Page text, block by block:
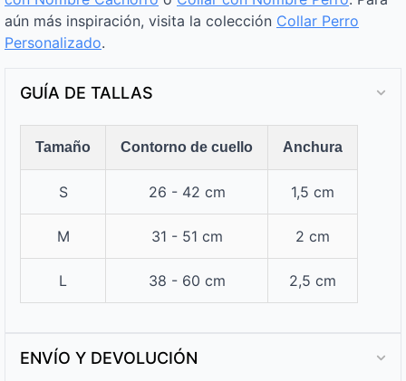
aún más inspiración, visita la colección Collar Perro
Personalizado.
GUÍA DE TALLAS
Tamaño Contorno de cuello Anchura
S 26 - 42 cm 1,5 cm
M 31 - 51 cm 2 cm
L 38 - 60 cm 2,5 cm
ENVÍO Y DEVOLUCIÓN